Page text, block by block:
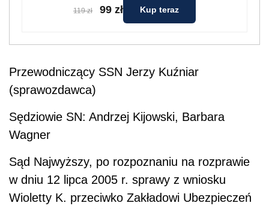
119 zł 99 zł Kup teraz
Przewodniczący SSN Jerzy Kuźniar
(sprawozdawca)
Sędziowie SN: Andrzej Kijowski, Barbara
Wagner
Sąd Najwyższy, po rozpoznaniu na rozprawie
w dniu 12 lipca 2005 r. sprawy z wniosku
Wioletty K. przeciwko Zakładowi Ubezpieczeń